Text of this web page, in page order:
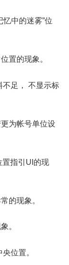
中的迷雾”位
置的现象。
不足， 不显示标
为帐号单位设
指引UI的现
的现象。
。
位置。